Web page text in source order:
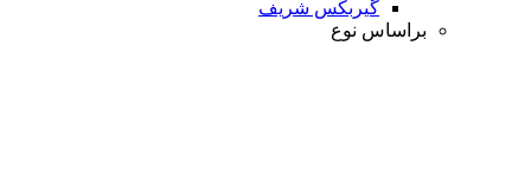
گیربکس شریف
براساس نوع